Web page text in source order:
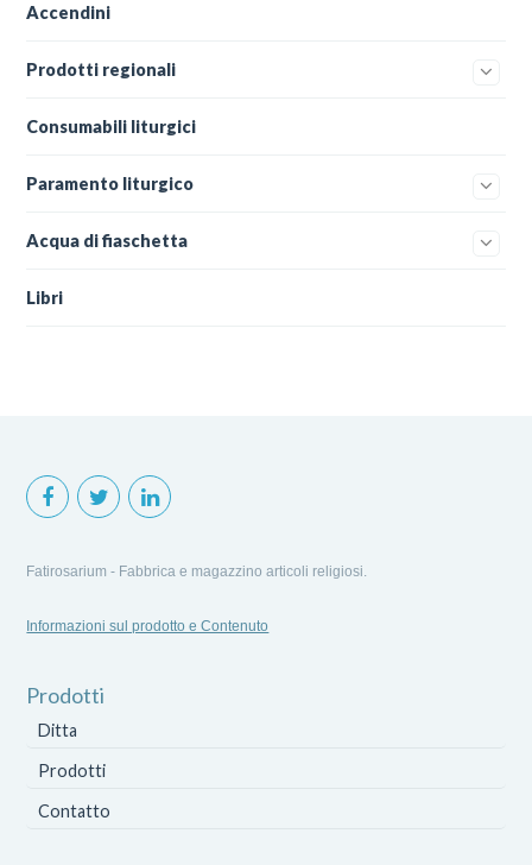
Accendini
Prodotti regionali
Consumabili liturgici
Paramento liturgico
Acqua di fiaschetta
Libri
Fatirosarium - Fabbrica e magazzino articoli religiosi.
Informazioni sul prodotto e Contenuto
Prodotti
Ditta
Prodotti
Contatto